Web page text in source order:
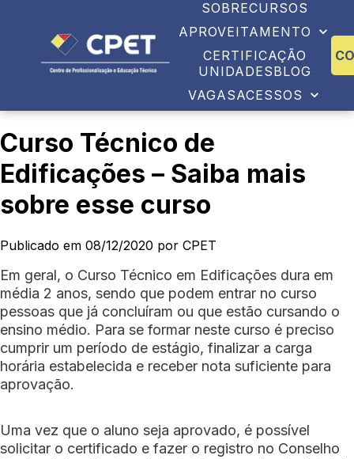
SOBRECURSOS
APROVEITAMENTO
CERTIFICAÇÃO
UNIDADESBLOG
VAGASACESSOS
Curso Técnico de
Edificações – Saiba mais
sobre esse curso
Publicado em 08/12/2020 por CPET
Em geral, o Curso Técnico em Edificações dura em
média 2 anos, sendo que podem entrar no curso
pessoas que já concluíram ou que estão cursando o
ensino médio. Para se formar neste curso é preciso
cumprir um período de estágio, finalizar a carga
horária estabelecida e receber nota suficiente para
aprovação.
Uma vez que o aluno seja aprovado, é possível
solicitar o certificado e fazer o registro no Conselho